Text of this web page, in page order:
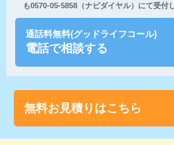
も0570-05-5858（ナビダイヤル）にて受付
通話料無料(グッドライフコール)
電話で相談する
無料お見積りはこちら